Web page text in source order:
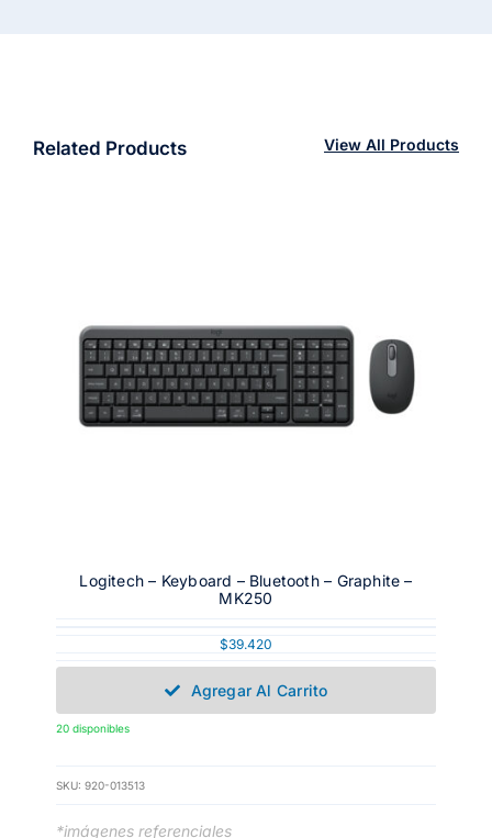
Related Products View All Products
Logitech – Keyboard – Bluetooth – Graphite –
MK250
$39.420
Agregar Al Carrito
20 disponibles
SKU: 920-013513
*imágenes referenciales